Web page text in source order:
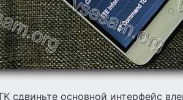
сдвиньте основной интерфейс